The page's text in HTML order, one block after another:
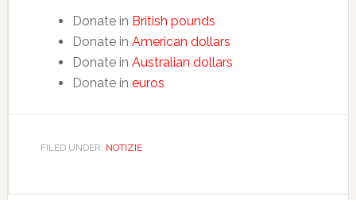
Donate in British pounds
Donate in American dollars
Donate in Australian dollars
Donate in euros
FILED UNDER: NOTIZIE